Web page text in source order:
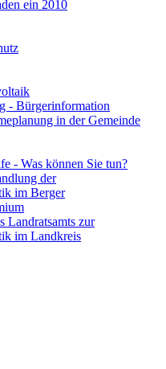
ein 2010
- Bürgerinformation
in der Gemeinde
- Was können Sie tun?
der
im Berger
Landratsamts zur
im Landkreis